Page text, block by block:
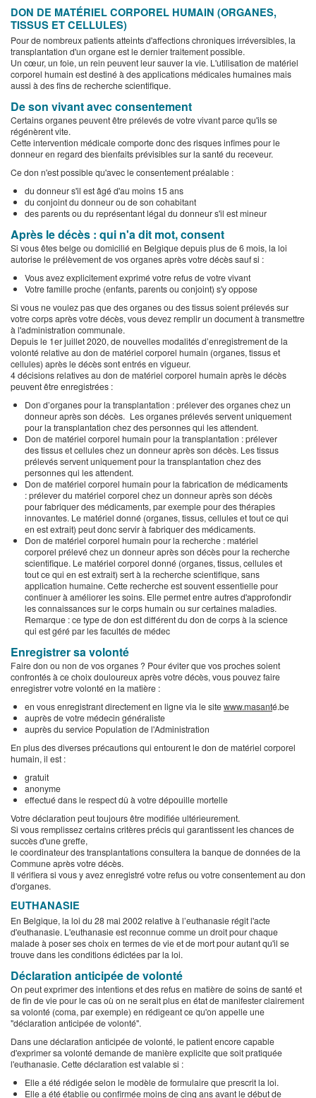
DON DE MATÉRIEL CORPOREL HUMAIN (ORGANES,
TISSUS ET CELLULES)
Pour de nombreux patients atteints d'affections chroniques irréversibles, la
transplantation d'un organe est le dernier traitement possible.
Un cœur, un foie, un rein peuvent leur sauver la vie. L'utilisation de matériel
corporel humain est destiné à des applications médicales humaines mais
aussi à des fins de recherche scientifique.
De son vivant avec consentement
Certains organes peuvent être prélevés de votre vivant parce qu'ils se
régénèrent vite.
Cette intervention médicale comporte donc des risques infimes pour le
donneur en regard des bienfaits prévisibles sur la santé du receveur.
Ce don n'est possible qu'avec le consentement préalable :
du donneur s'il est âgé d'au moins 15 ans
du conjoint du donneur ou de son cohabitant
des parents ou du représentant légal du donneur s'il est mineur
Après le décès : qui n'a dit mot, consent
Si vous êtes belge ou domicilié en Belgique depuis plus de 6 mois, la loi
autorise le prélèvement de vos organes après votre décès sauf si :
Vous avez explicitement exprimé votre refus de votre vivant
Votre famille proche (enfants, parents ou conjoint) s'y oppose
Si vous ne voulez pas que des organes ou des tissus soient prélevés sur
votre corps après votre décès, vous devez remplir un document à transmettre
à l'administration communale.
Depuis le 1er juillet 2020, de nouvelles modalités d’enregistrement de la
volonté relative au don de matériel corporel humain (organes, tissus et
cellules) après le décès sont entrés en vigueur.
4 décisions relatives au don de matériel corporel humain après le décès
peuvent être enregistrées :
Don d’organes pour la transplantation : prélever des organes chez un
donneur après son décès. Les organes prélevés servent uniquement
pour la transplantation chez des personnes qui les attendent.
Don de matériel corporel humain pour la transplantation : prélever
des tissus et cellules chez un donneur après son décès. Les tissus
prélevés servent uniquement pour la transplantation chez des
personnes qui les attendent.
Don de matériel corporel humain pour la fabrication de médicaments
: prélever du matériel corporel chez un donneur après son décès
pour fabriquer des médicaments, par exemple pour des thérapies
innovantes. Le matériel donné (organes, tissus, cellules et tout ce qui
en est extrait) peut donc servir à fabriquer des médicaments.
Don de matériel corporel humain pour la recherche : matériel
corporel prélevé chez un donneur après son décès pour la recherche
scientifique. Le matériel corporel donné (organes, tissus, cellules et
tout ce qui en est extrait) sert à la recherche scientifique, sans
application humaine. Cette recherche est souvent essentielle pour
continuer à améliorer les soins. Elle permet entre autres d'approfondir
les connaissances sur le corps humain ou sur certaines maladies.
Remarque : ce type de don est différent du don de corps à la science
qui est géré par les facultés de médec
Enregistrer sa volonté
Faire don ou non de vos organes ? Pour éviter que vos proches soient
confrontés à ce choix douloureux après votre décès, vous pouvez faire
enregistrer votre volonté en la matière :
en vous enregistrant directement en ligne via le sitewww.masanté.be
auprès de votre médecin généraliste
auprès du service Population de l'Administration
En plus des diverses précautions qui entourent le don de matériel corporel
humain, il est :
gratuit
anonyme
effectué dans le respect dû à votre dépouille mortelle
Votre déclaration peut toujours être modifiée ultérieurement.
Si vous remplissez certains critères précis qui garantissent les chances de
succès d'une greffe,
le coordinateur des transplantations consultera la banque de données de la
Commune après votre décès.
Il vérifiera si vous y avez enregistré votre refus ou votre consentement au don
d'organes.
EUTHANASIE
En Belgique, la loi du 28 mai 2002 relative à l’euthanasie régit l'acte
d'euthanasie. L'euthanasie est reconnue comme un droit pour chaque
malade à poser ses choix en termes de vie et de mort pour autant qu'il se
trouve dans les conditions édictées par la loi.
Déclaration anticipée de volonté
On peut exprimer des intentions et des refus en matière de soins de santé et
de fin de vie pour le cas où on ne serait plus en état de manifester clairement
sa volonté (coma, par exemple) en rédigeant ce qu'on appelle une
"déclaration anticipée de volonté".
Dans une déclaration anticipée de volonté, le patient encore capable
d'exprimer sa volonté demande de manière explicite que soit pratiquée
l'euthanasie. Cette déclaration est valable si :
Elle a été rédigée selon le modèle de formulaire que prescrit la loi.
Elle a été établie ou confirmée moins de cinq ans avant le début de